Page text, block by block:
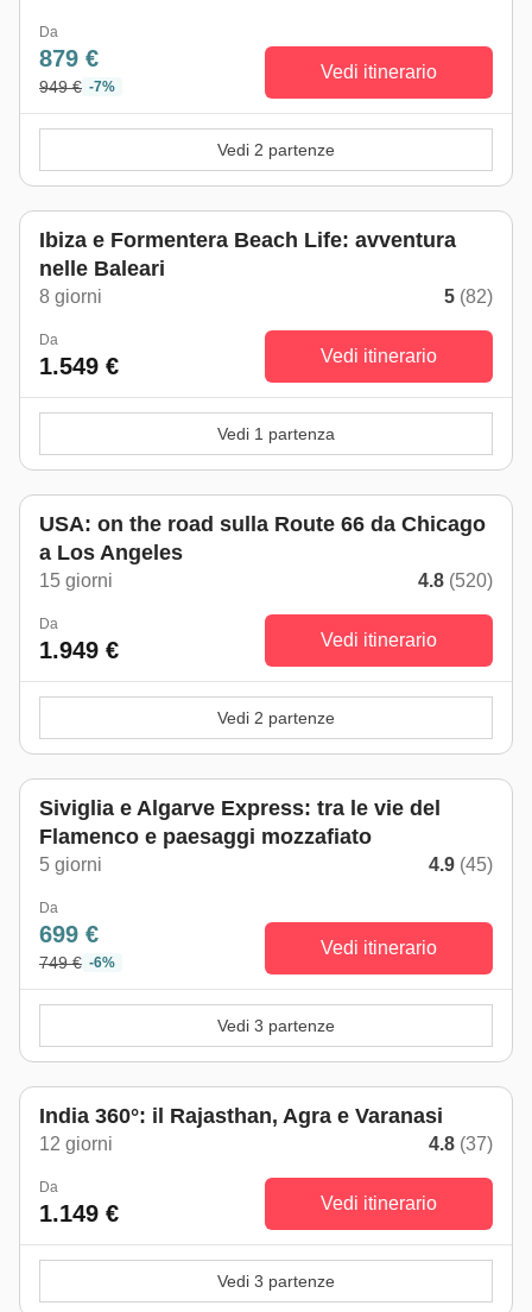
Da
879 €
949 € -7%
Vedi itinerario
Vedi 2 partenze
Ibiza e Formentera Beach Life: avventura
nelle Baleari
8 giorni 5 (82)
Da
1.549 € Vedi itinerario
Vedi 1 partenza
Top seller
USA: on the road sulla Route 66 da Chicago
a Los Angeles
15 giorni 4.8 (520)
Da
1.949 € Vedi itinerario
Vedi 2 partenze
Siviglia e Algarve Express: tra le vie del
Flamenco e paesaggi mozzafiato
5 giorni 4.9 (45)
Da
699 €
749 € -6%
Vedi itinerario
Vedi 3 partenze
India 360°: il Rajasthan, Agra e Varanasi
12 giorni 4.8 (37)
Da
1.149 € Vedi itinerario
Vedi 3 partenze